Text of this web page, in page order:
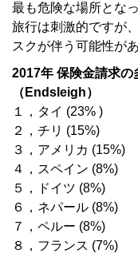
最も危険な場所とな
旅行は刺激的ですが
スクが伴う可能性が
2017年 保険金請求
（Endsleigh）
１，タイ (23% )
２，チリ (15%)
３，アメリカ (15%)
４，スペイン (8%)
５，ドイツ (8%)
６，ネパール (8%)
７，ペルー (8%)
８，フランス (7%)